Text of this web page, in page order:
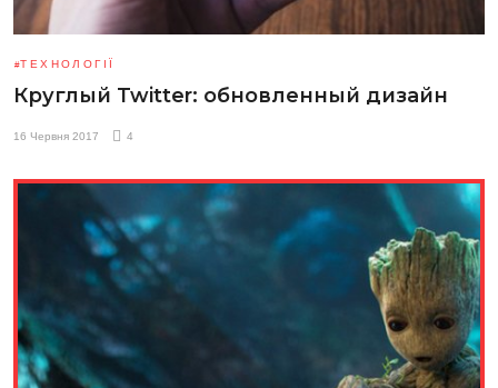
ТЕХНОЛОГІЇ
Круглый Twitter: обновленный дизайн
16 Червня 2017 4